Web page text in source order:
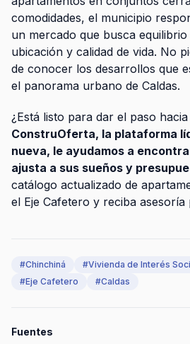
comodidades, el municipio
un mercado que busca
ubicación y calidad de vida. No
de conocer los desarrollos que
el panorama urbano de Caldas.
¿Está listo para dar el paso
ConstruOferta, la plataforma
nueva, le ayudamos a
ajusta a sus sueños y
catálogo actualizado de
el Eje Cafetero y reciba asesoría
#Chinchiná #Vivienda de Interés
#Eje Cafetero #Caldas
Fuentes